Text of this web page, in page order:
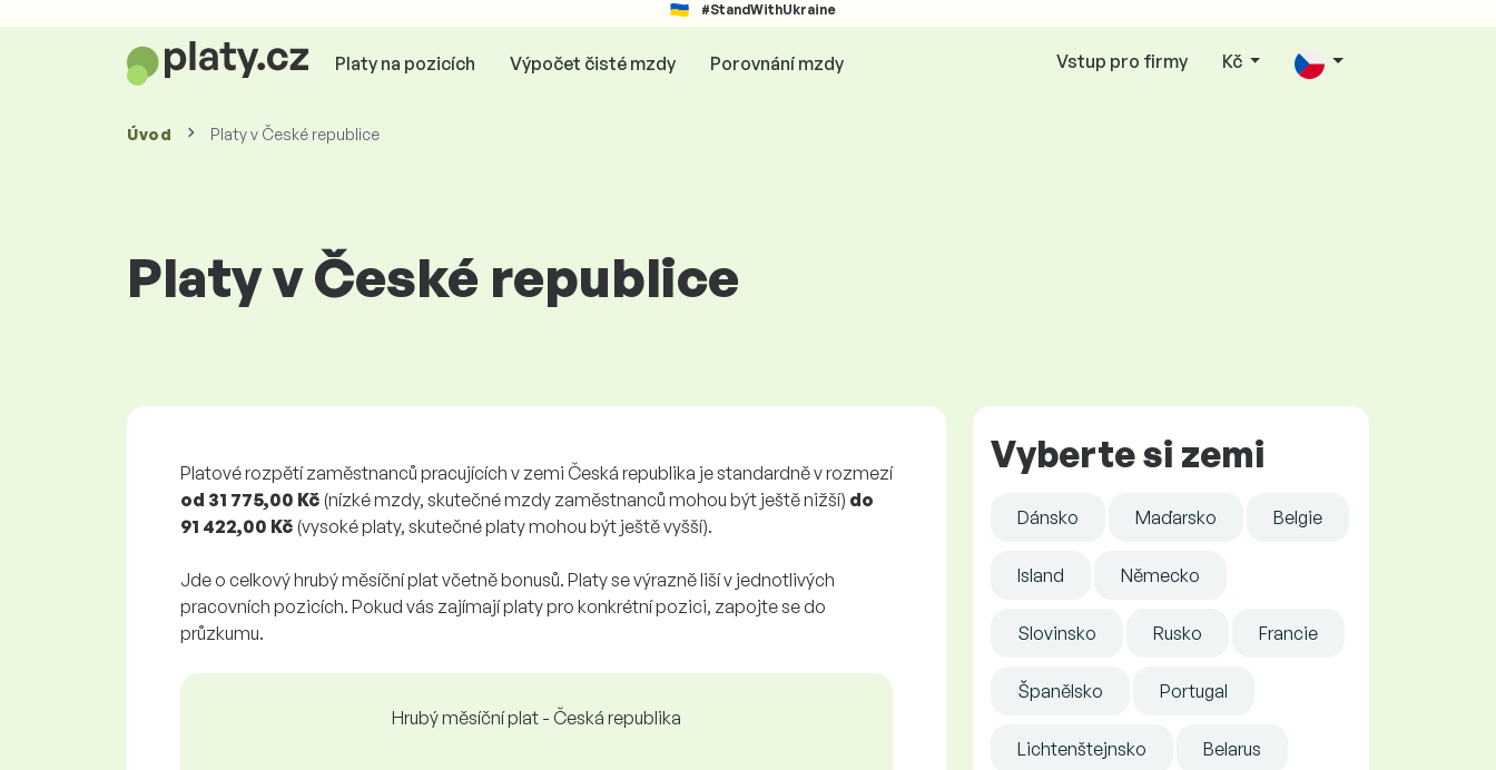
#StandWithUkraine
Platy na pozicích Výpočet čisté mzdy Porovnání mzdy Vstup pro firmy Kč
Úvod Platy v České republice
Platy v České republice
Platové rozpětí zaměstnanců pracujících v zemi Česká republika je standardně v rozmezí
od 31 775,00 Kč (nízké mzdy, skutečné mzdy zaměstnanců mohou být ještě nižší) do
91 422,00 Kč (vysoké platy, skutečné platy mohou být ještě vyšší).
Jde o celkový hrubý měsíční plat včetně bonusů. Platy se výrazně liší v jednotlivých
pracovních pozicích. Pokud vás zajímají platy pro konkrétní pozici, zapojte se do
průzkumu.
Hrubý měsíční plat - Česká republika
Vyberte si zemi
Dánsko Maďarsko Belgie
Island Německo
Slovinsko Rusko Francie
Španělsko Portugal
Lichtenštejnsko Belarus